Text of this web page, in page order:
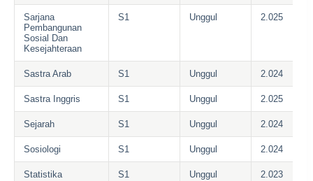
Sarjana
Pembangunan
Sosial Dan
Kesejahteraan
S1 Unggul 2.025
Sastra Arab S1 Unggul 2.024
Sastra Inggris S1 Unggul 2.025
Sejarah S1 Unggul 2.024
Sosiologi S1 Unggul 2.024
Statistika S1 Unggul 2.023